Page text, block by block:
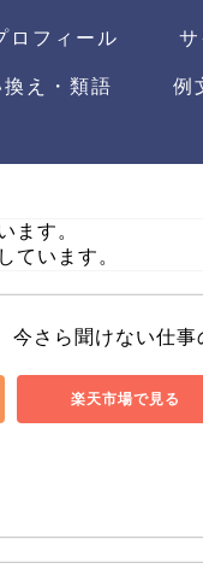
ロフィール
え・類語 例
ます。
ています。
今さら聞けない仕事
楽天市場で見る